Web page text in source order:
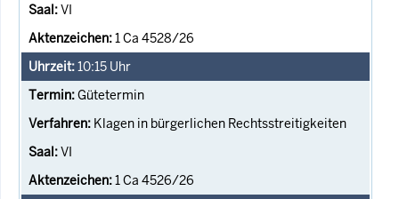
VI
1 Ca 4528/26
10:15 Uhr
Gütetermin
Klagen in bürgerlichen Rechtsstreitigkeiten
VI
1 Ca 4526/26